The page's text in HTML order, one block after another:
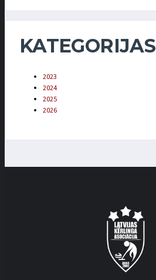
KATEGORIJAS
2023
2024
2025
2026